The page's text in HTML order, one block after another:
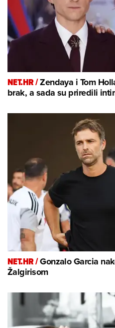
NET.HR /Zendaya i Tom
brak, a sada su priredili
NET.HR /Gonzalo Garcia
Žalgirisom